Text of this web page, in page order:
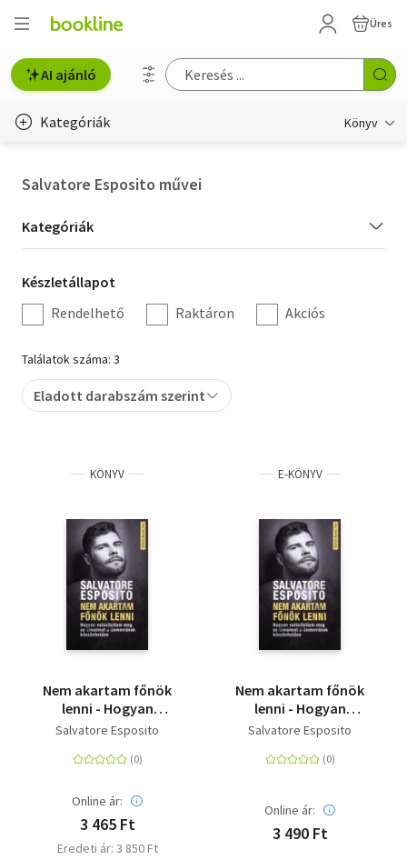
Üres
AI ajánló
Kategóriák Könyv
Hobbi, szabadidő
Irodalom
Művészet
Szakkönyv
Tankönyv, segédkönyv
Társadalomtudomány
Természettudomány
Történelem
Salvatore Esposito művei
Kategória
szűrés
Kategóriák
Készletállapot
szűrés
Készletállapot
Rendelhető
Raktáron Akciós
Találatok száma: 3
Eladott darabszám szerint
KÖNYV
Nem akartam főnök
lenni - Hogyan
valósítottam meg az
Gomorrának
Salvatore Esposito
Online ár:
3 465 Ft
Eredeti ár: 3 850 Ft
E-KÖNYV
Nem akartam főnök
lenni - Hogyan
valósítottam meg az
Gomorrának
Salvatore Esposito
Online ár:
3 490 Ft